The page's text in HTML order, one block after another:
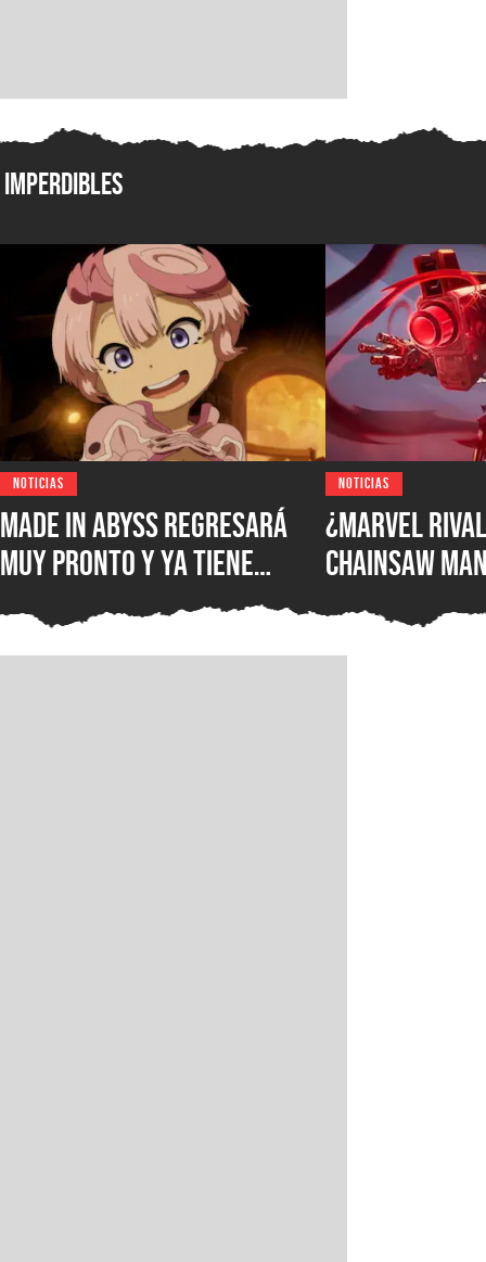
Imperdibles
NOTICIAS
Made in Abyss regresará
muy pronto y ya tiene
ventana de estreno, la
nueva película llegará a
NOTICIAS
¿Marvel
Chainsaw
comparan a
Demonio